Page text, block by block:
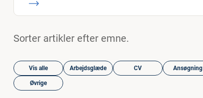
Sorter artikler efter emne.
Vis alle Arbejdsglæde CV Ansøgning
Øvrige